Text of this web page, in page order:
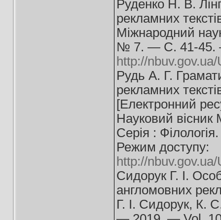
Руденко Н. В.
рекламних
Міжнародний
№ 7. — С. 41-45.
http://
Рудь А. Г.
рекламних
[Електронний
Науковий вісник
Серія :
Режим доступу:
http://
Сидорук Г. І.
англомовних
Г. І. Cидорук, К.